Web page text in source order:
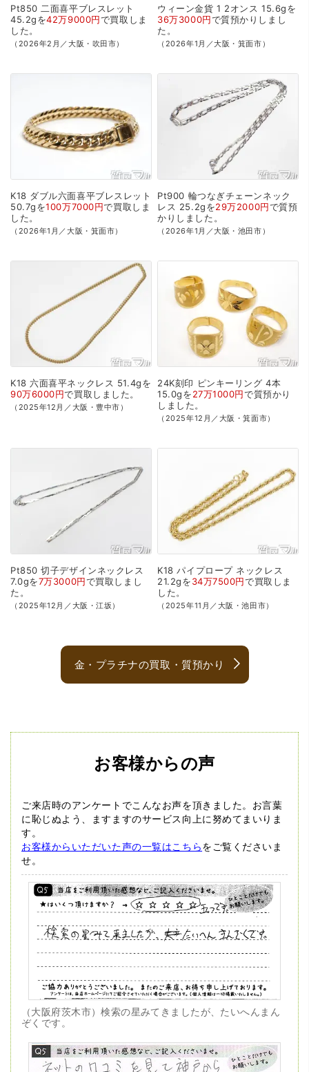
Pt850 二面喜平ブレスレット
45.2gを42万9000円で買取 しま
した。
（2026年2月／大阪・吹田市）
ウィーン金貨 1 2オンス 15.6gを
36万3000円で質預かり しまし
た。
（2026年1月／大阪・箕面市）
K18 ダブル六面喜平ブレスレット
50.7gを100万7000円で買取 しま
した。
（2026年1月／大阪・箕面市）
Pt900 輪つなぎチェーンネック
レス 25.2gを29万2000円で質預
かり しました。
（2026年1月／大阪・池田市）
K18 六面喜平ネックレス 51.4gを
90万6000円で買取 しました。
（2025年12月／大阪・豊中市）
24K刻印 ピンキーリング 4本
15.0gを27万1000円で質預かり
しました。
（2025年12月／大阪・箕面市）
Pt850 切子デザインネックレス
7.0gを7万3000円で買取 しまし
た。
（2025年12月／大阪・江坂）
K18 パイプロープネックレス
21.2gを34万7500円で買取 しま
した。
（2025年11月／大阪・池田市）
金・プラチナの買取・質預かり
お客様からの声
ご来店時のアンケートでこんなお声を頂きました。 お言葉
に恥じぬよう、ますますのサービス向上に努めてまいりま
す。
お客様からいただいた声の一覧はこちらをご覧くださいま
せ。
（大阪府茨木市）検索の星みてきましたが、たいへんまん
ぞくです。